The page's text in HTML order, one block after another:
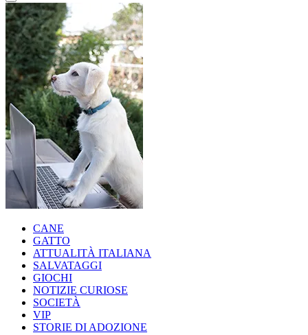
CANE
GATTO
ATTUALITÀ ITALIANA
SALVATAGGI
GIOCHI
NOTIZIE CURIOSE
SOCIETÀ
VIP
STORIE DI ADOZIONE